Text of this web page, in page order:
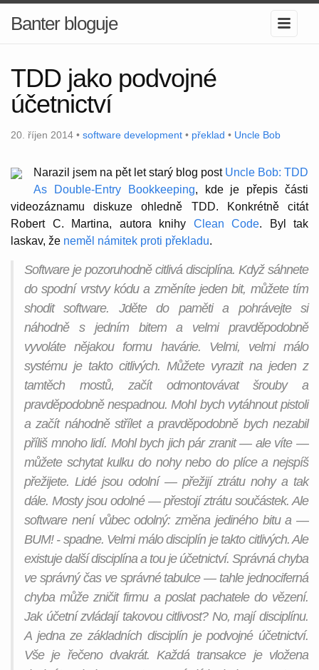
Banter bloguje
TDD jako podvojné
účetnictví
20. říjen 2014 • software development • překlad • Uncle Bob
Narazil jsem na pět let starý blog post Uncle Bob: TDD
As Double-Entry Bookkeeping, kde je přepis části
videozáznamu diskuze ohledně TDD. Konkrétně citát
Robert C. Martina, autora knihy Clean Code. Byl tak
laskav, že neměl námitek proti překladu.
Software je pozoruhodně citlivá disciplína. Když sáhnete
do spodní vrstvy kódu a změníte jeden bit, můžete tím
shodit software. Jděte do paměti a pohrávejte si
náhodně s jedním bitem a velmi pravděpodobně
vyvoláte nějakou formu havárie. Velmi, velmi málo
systému je takto citlivých. Můžete vyrazit na jeden z
tamtěch mostů, začít odmontovávat šrouby a
pravděpodobně nespadnou. Mohl bych vytáhnout pistoli
a začít náhodně střílet a pravděpodobně bych nezabil
příliš mnoho lidí. Mohl bych jich pár zranit — ale víte —
můžete schytat kulku do nohy nebo do plíce a nejspíš
přežijete. Lidé jsou odolní — přežijí ztrátu nohy a tak
dále. Mosty jsou odolné — přestojí ztrátu součástek. Ale
software není vůbec odolný: změna jediného bitu a —
BUM! - spadne. Velmi málo disciplín je takto citlivých. Ale
existuje další disciplína a tou jeúčetnictví. Správná chyba
ve správný čas ve správné tabulce — tahle jednociferná
chyba může zničit firmu a poslat pachatele do vězení.
Jak účetní zvládají takovou citlivost? No, mají disciplínu.
A jedna ze základních disciplín je podvojné účetnictví.
Vše je řečeno dvakrát. Každá transakce je vložena